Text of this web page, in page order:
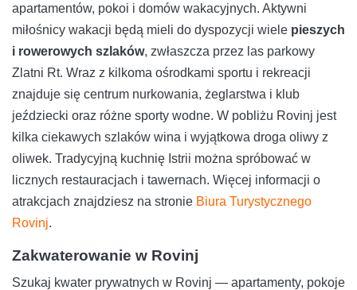
apartamentów, pokoi i domów wakacyjnych. Aktywni
miłośnicy wakacji będą mieli do dyspozycji wiele pieszych
i rowerowych szlaków, zwłaszcza przez las parkowy
Zlatni Rt. Wraz z kilkoma ośrodkami sportu i rekreacji
znajduje się centrum nurkowania, żeglarstwa i klub
jeździecki oraz różne sporty wodne. W pobliżu Rovinj jest
kilka ciekawych szlaków wina i wyjątkowa droga oliwy z
oliwek. Tradycyjną kuchnię Istrii można spróbować w
licznych restauracjach i tawernach. Więcej informacji o
atrakcjach znajdziesz na stronie Biura Turystycznego
Rovinj.
Zakwaterowanie w Rovinj
Szukaj kwater prywatnych w Rovinj — apartamenty, pokoje